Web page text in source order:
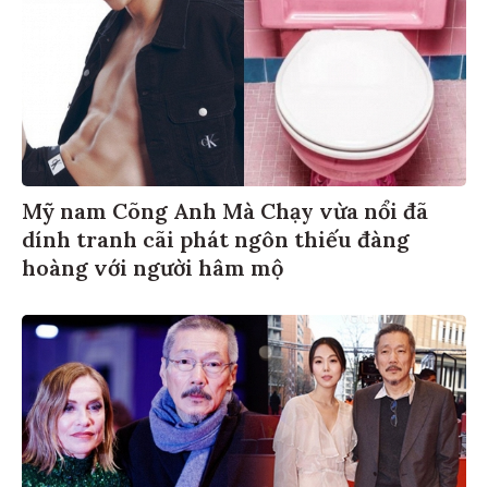
Mỹ nam Cõng Anh Mà Chạy vừa nổi đã
dính tranh cãi phát ngôn thiếu đàng
hoàng với người hâm mộ